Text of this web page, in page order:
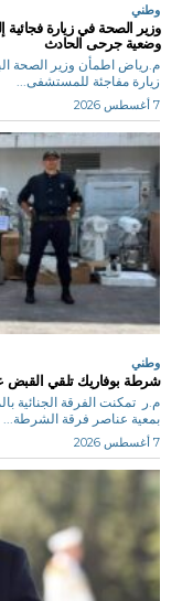
وطني
وزير الصحة في زيارة
وضعية جرحى الحادث
م.رياض اطمأن وزير
زيارة مفاجئة للمستشفى...
7 أغسطس 2026
وطني
شرطة بوفاريك تلقي
م.ر تمكنت الفرقة الجنائية
بمعية عناصر فرقة الشرطة...
7 أغسطس 2026